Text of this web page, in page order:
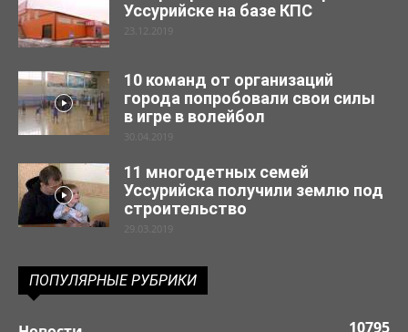
Уссурийске на базе КПС
23.12.2019
10 команд от организаций
города попробовали свои силы
в игре в волейбол
30.04.2019
11 многодетных семей
Уссурийска получили землю под
строительство
29.03.2019
ПОПУЛЯРНЫЕ РУБРИКИ
10795